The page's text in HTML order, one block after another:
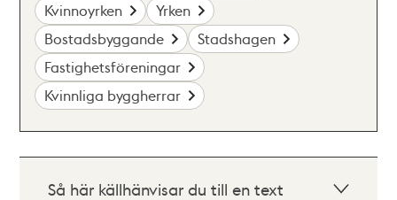
Kvinnoyrken
Yrken
Bostadsbyggande
Stadshagen
Fastighetsföreningar
Kvinnliga byggherrar
Så här källhänvisar du till en text